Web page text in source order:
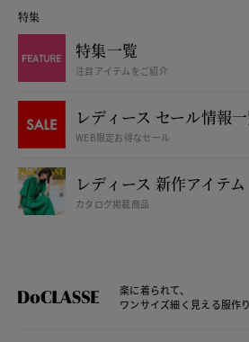
特集
特集一覧
注目アイテムをご紹介
レディース セール情報
WEB限定お得なセール
レディース 新作アイテム
カタログ掲載商品
楽に着られて、
ワンサイズ細く見える服作り